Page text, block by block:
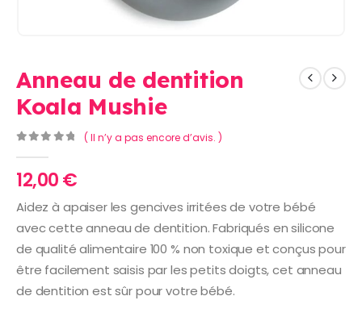
Anneau de dentition
Koala Mushie
( Il n’y a pas encore d’avis. )
12,00€
Aidez à apaiser les gencives irritées de votre bébé
avec cette anneau de dentition. Fabriqués en silicone
de qualité alimentaire 100 % non toxique et conçus pour
être facilement saisis par les petits doigts, cet anneau
de dentition est sûr pour votre bébé.